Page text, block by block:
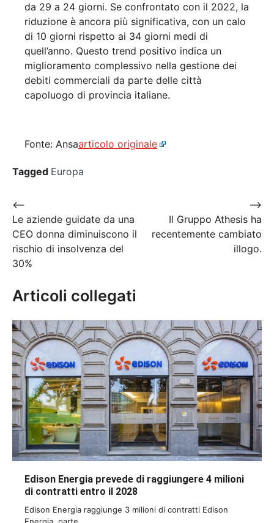
da 29 a 24 giorni. Se confrontato con il 2022, la
riduzione è ancora più significativa, con un calo
di 10 giorni rispetto ai 34 giorni medi di
quell’anno. Questo trend positivo indica un
miglioramento complessivo nella gestione dei
debiti commerciali da parte delle città
capoluogo di provincia italiane.
Fonte: Ansaarticolo originale
Tagged Europa
Navigazione
articoli
⟵
Le aziende guidate da una
CEO donna diminuiscono il
rischio di insolvenza del
30%
Il Gruppo Athesis ha
recentemente cambiato
illogo.
⟶
Articoli collegati
Edison Energia prevede di raggiungere 4 milioni
di contratti entro il 2028
Edison Energia raggiunge 3 milioni di contratti Edison